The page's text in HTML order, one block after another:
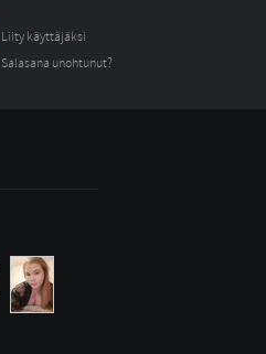
Liity käyttäjäksi
Salasana unohtunut?